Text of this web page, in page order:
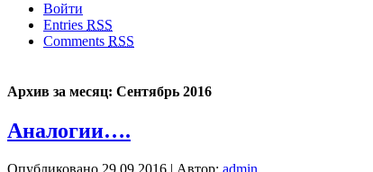
Войти
Entries RSS
Comments RSS
Архив за месяц: Сентябрь 2016
Аналогии….
Опубликовано 29.09.2016 | Автор: admin